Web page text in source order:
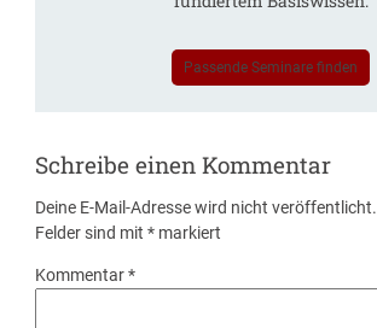
Passende Seminare finden
Schreibe einen Kommentar
Deine E-Mail-Adresse wird nicht veröffentlicht.
Felder sind mit* markiert
Kommentar*